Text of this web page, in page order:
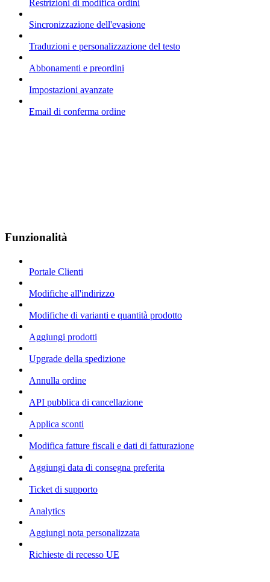
Restrizioni di modifica ordini
Sincronizzazione dell'evasione
Traduzioni e personalizzazione del testo
Abbonamenti e preordini
Impostazioni avanzate
Email di conferma ordine
Funzionalità
Portale Clienti
Modifiche all'indirizzo
Modifiche di varianti e quantità prodotto
Aggiungi prodotti
Upgrade della spedizione
Annulla ordine
API pubblica di cancellazione
Applica sconti
Modifica fatture fiscali e dati di fatturazione
Aggiungi data di consegna preferita
Ticket di supporto
Analytics
Aggiungi nota personalizzata
Richieste di recesso UE